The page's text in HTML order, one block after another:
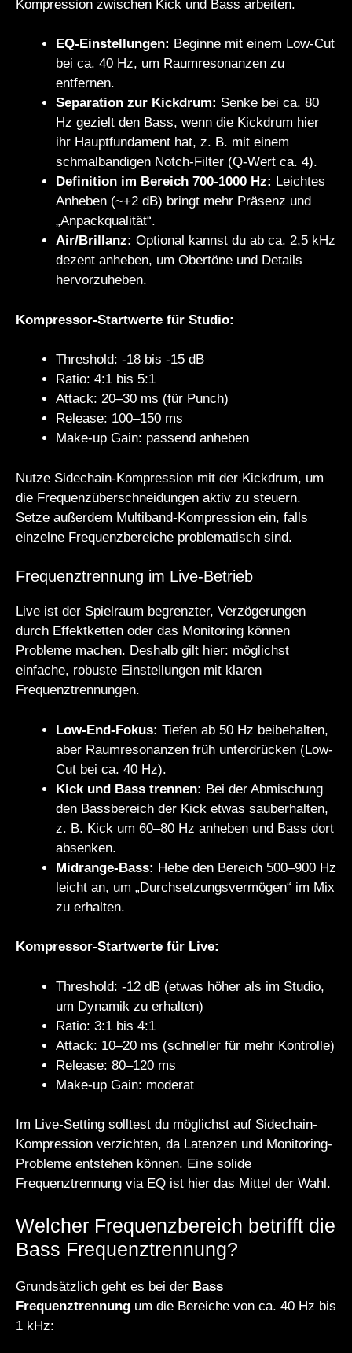
Kompression zwischen Kick und Bass arbeiten.
EQ-Einstellungen: Beginne mit einem Low-Cut
bei ca. 40 Hz, um Raumresonanzen zu
entfernen.
Separation zur Kickdrum: Senke bei ca. 80
Hz gezielt den Bass, wenn die Kickdrum hier
ihr Hauptfundament hat, z. B. mit einem
schmalbandigen Notch-Filter (Q-Wert ca. 4).
Definition im Bereich 700-1000 Hz: Leichtes
Anheben (~+2 dB) bringt mehr Präsenz und
„Anpackqualität“.
Air/Brillanz: Optional kannst du ab ca. 2,5 kHz
dezent anheben, um Obertöne und Details
hervorzuheben.
Kompressor-Startwerte für Studio:
Threshold: -18 bis -15 dB
Ratio: 4:1 bis 5:1
Attack: 20–30 ms (für Punch)
Release: 100–150 ms
Make-up Gain: passend anheben
Nutze Sidechain-Kompression mit der Kickdrum, um
die Frequenzüberschneidungen aktiv zu steuern.
Setze außerdem Multiband-Kompression ein, falls
einzelne Frequenzbereiche problematisch sind.
Frequenztrennung im Live-Betrieb
Live ist der Spielraum begrenzter, Verzögerungen
durch Effektketten oder das Monitoring können
Probleme machen. Deshalb gilt hier: möglichst
einfache, robuste Einstellungen mit klaren
Frequenztrennungen.
Low-End-Fokus: Tiefen ab 50 Hz beibehalten,
aber Raumresonanzen früh unterdrücken (Low-
Cut bei ca. 40 Hz).
Kick und Bass trennen: Bei der Abmischung
den Bassbereich der Kick etwas sauberhalten,
z. B. Kick um 60–80 Hz anheben und Bass dort
absenken.
Midrange-Bass: Hebe den Bereich 500–900 Hz
leicht an, um „Durchsetzungsvermögen“ im Mix
zu erhalten.
Kompressor-Startwerte für Live:
Threshold: -12 dB (etwas höher als im Studio,
um Dynamik zu erhalten)
Ratio: 3:1 bis 4:1
Attack: 10–20 ms (schneller für mehr Kontrolle)
Release: 80–120 ms
Make-up Gain: moderat
Im Live-Setting solltest du möglichst auf Sidechain-
Kompression verzichten, da Latenzen und Monitoring-
Probleme entstehen können. Eine solide
Frequenztrennung via EQ ist hier das Mittel der Wahl.
Welcher Frequenzbereich betrifft die
Bass Frequenztrennung?
Grundsätzlich geht es bei der Bass
Frequenztrennung um die Bereiche von ca. 40 Hz bis
1 kHz: